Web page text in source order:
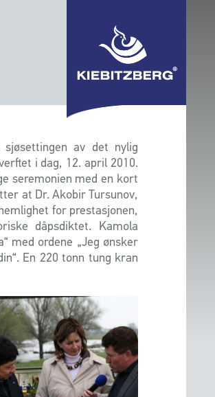
av det nylig
i dag, 12. april 2010.
seremonien med en kort
at Dr. Akobir Tursunov,
for prestasjonen,
dåpsdiktet. Kamola
med ordene „Jeg ønsker
En 220 tonn tung kran